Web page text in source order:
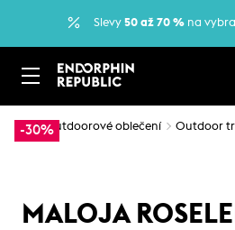
Slevy 50 až 70 % na
-30%
… Outdoorové oblečení Outdoor
MALOJA